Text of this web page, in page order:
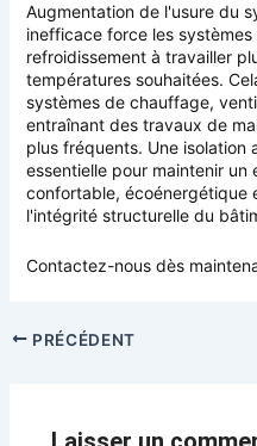
Augmentation de l'usure du
inefficace force les
refroidissement à travailler
températures souhaitées.
systèmes de chauffage,
entraînant des travaux de
plus fréquents. Une isolation
essentielle pour maintenir un
confortable, écoénergétique
l'intégrité structurelle du
Contactez-nous dès
PRÉCÉDENT